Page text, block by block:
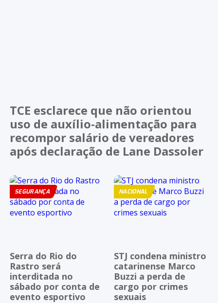
TCE esclarece que não orientou
uso de auxílio-alimentação para
recompor salário de vereadores
após declaração de Lane Dassoler
SEGURANÇA
Serra do Rio do
Rastro será
interditada no
sábado por conta de
evento esportivo
NACIONAL
STJ condena ministro
catarinense Marco
Buzzi a perda de
cargo por crimes
sexuais